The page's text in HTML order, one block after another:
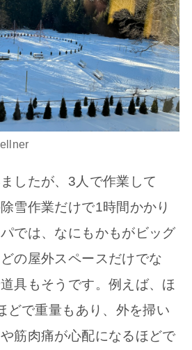
したが、3人で作業して
雪作業だけで1時間かかり
では、なにもかもがビッグ
の屋外スペースだけでな
具もそうです。例えば、ほ
どで重量もあり、外を掃い
筋肉痛が心配になるほどで